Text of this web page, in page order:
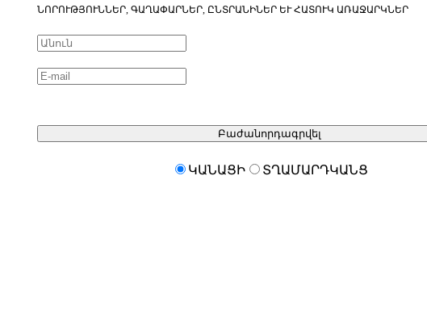
ՆՈՐՈՒԹՅՈՒՆՆԵՐ, ԳԱՂԱՓԱՐՆԵՐ, ԸՆՏՐԱՆԻՆԵՐ ԵՒ ՀԱՏՈՒԿ ԱՌԱՋԱՐԿՆԵՐ
Բաժանորդագրվել
ԿԱՆԱՑԻ ՏՂԱՄԱՐԴԿԱՆՑ